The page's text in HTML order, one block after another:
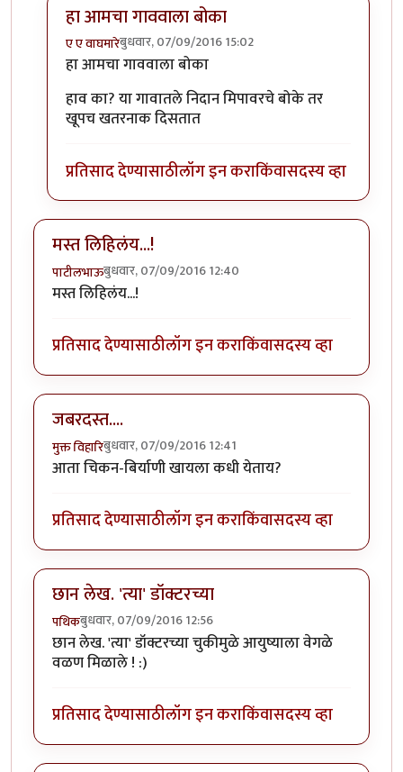
हा आमचा गाववाला बोका
ए ए वाघमारेबुधवार, 07/09/2016 15:02
In reply toआज एक गोष्ट मी जाहीर करू
हा आमचा गाववाला बोका
हाव का? या गावातले निदान मिपावरचे बोके तर
खूपच खतरनाक दिसतात
प्रतिसाद देण्यासाठीलॉग इन कराकिंवासदस्य व्हा
मस्त लिहिलंय...!
पाटीलभाऊबुधवार, 07/09/2016 12:40
मस्त लिहिलंय...!
प्रतिसाद देण्यासाठीलॉग इन कराकिंवासदस्य व्हा
जबरदस्त....
मुक्त विहारिबुधवार, 07/09/2016 12:41
आता चिकन-बिर्याणी खायला कधी येताय?
प्रतिसाद देण्यासाठीलॉग इन कराकिंवासदस्य व्हा
छान लेख. 'त्या' डॉक्टरच्या
पथिकबुधवार, 07/09/2016 12:56
छान लेख. 'त्या' डॉक्टरच्या चुकीमुळे आयुष्याला वेगळे
वळण मिळाले ! :)
प्रतिसाद देण्यासाठीलॉग इन कराकिंवासदस्य व्हा